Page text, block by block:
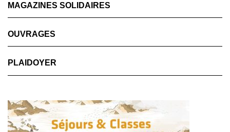
MAGAZINES SOLIDAIRES
OUVRAGES
PLAIDOYER